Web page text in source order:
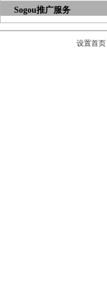
Sogou推广服务
设置首页